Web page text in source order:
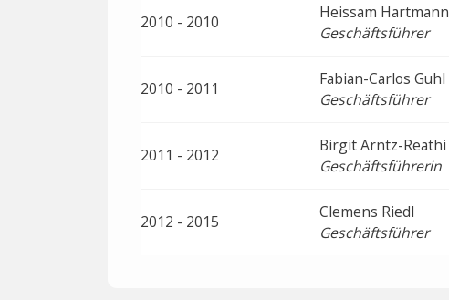
2010 - 2010
Heissam Hartmann
Geschäftsführer
2010 - 2011
Fabian-Carlos Guhl
Geschäftsführer
2011 - 2012
Birgit Arntz-Reathi
Geschäftsführerin
2012 - 2015
Clemens Riedl
Geschäftsführer